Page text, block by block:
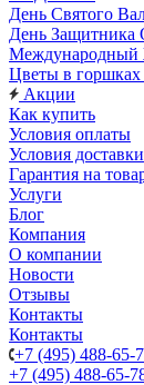
День Святого
День Защитника
Международный
Цветы в горшках
Акции
Как купить
Условия оплаты
Условия доставки
Гарантия на
Услуги
Блог
Компания
О компании
Новости
Отзывы
Контакты
Контакты
+7 (495) 488-65-
+7 (495) 488-65-